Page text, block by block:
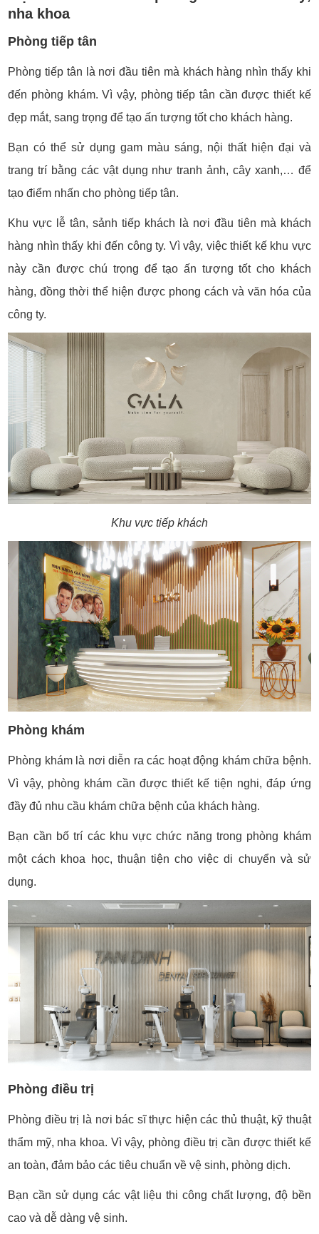
nha khoa
Phòng tiếp tân
Phòng tiếp tân là nơi đầu tiên mà khách hàng nhìn thấy khi
đến phòng khám. Vì vậy, phòng tiếp tân cần được thiết kế
đẹp mắt, sang trọng để tạo ấn tượng tốt cho khách hàng.
Bạn có thể sử dụng gam màu sáng, nội thất hiện đại và
trang trí bằng các vật dụng như tranh ảnh, cây xanh,… để
tạo điểm nhấn cho phòng tiếp tân.
Khu vực lễ tân, sảnh tiếp khách là nơi đầu tiên mà khách
hàng nhìn thấy khi đến công ty. Vì vậy, việc thiết kế khu vực
này cần được chú trọng để tạo ấn tượng tốt cho khách
hàng, đồng thời thể hiện được phong cách và văn hóa của
công ty.
Khu vực tiếp khách
Phòng khám
Phòng khám là nơi diễn ra các hoạt động khám chữa bệnh.
Vì vậy, phòng khám cần được thiết kế tiện nghi, đáp ứng
đầy đủ nhu cầu khám chữa bệnh của khách hàng.
Bạn cần bố trí các khu vực chức năng trong phòng khám
một cách khoa học, thuận tiện cho việc di chuyển và sử
dụng.
Phòng điều trị
Phòng điều trị là nơi bác sĩ thực hiện các thủ thuật, kỹ thuật
thẩm mỹ, nha khoa. Vì vậy, phòng điều trị cần được thiết kế
an toàn, đảm bảo các tiêu chuẩn về vệ sinh, phòng dịch.
Bạn cần sử dụng các vật liệu thi công chất lượng, độ bền
cao và dễ dàng vệ sinh.